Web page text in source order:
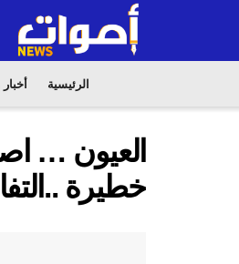
الرئيسية
العيون …
خطيرة